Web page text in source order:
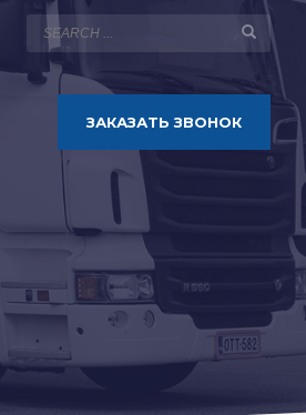
ЗАКАЗАТЬ ЗВОНОК